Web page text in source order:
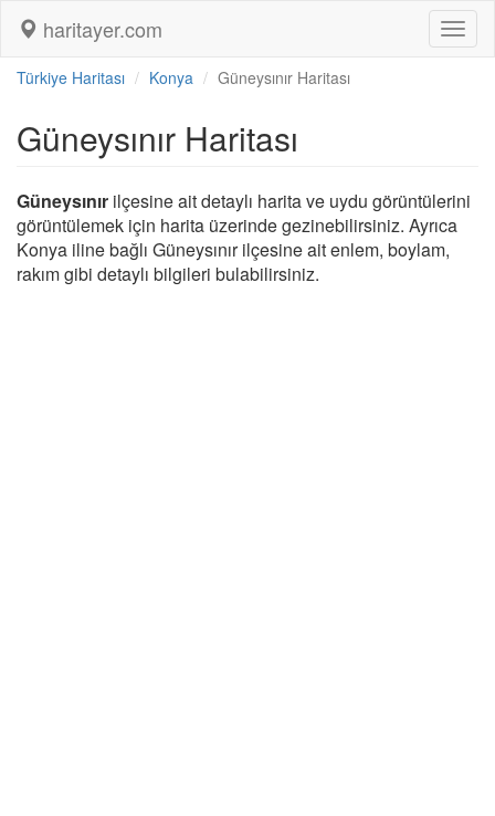
haritayer.com
Türkiye Haritası Konya Güneysınır Haritası
Güneysınır Haritası
Güneysınır ilçesine ait detaylı harita ve uydu görüntülerini
görüntülemek için harita üzerinde gezinebilirsiniz. Ayrıca
Konya iline bağlı Güneysınır ilçesine ait enlem, boylam,
rakım gibi detaylı bilgileri bulabilirsiniz.